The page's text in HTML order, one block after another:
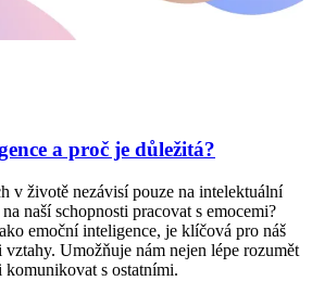
a proč je důležitá?
v životě nezávisí pouze na intelektuální
naší schopnosti pracovat s emocemi?
emoční inteligence, je klíčová pro náš
Umožňuje nám nejen lépe rozumět
komunikovat s ostatními.